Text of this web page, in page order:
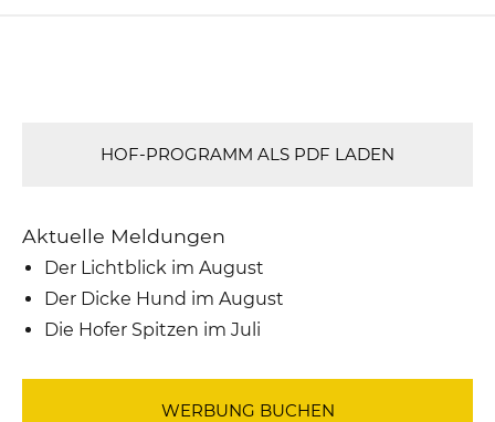
HOF-PROGRAMM ALS PDF LADEN
Aktuelle Meldungen
Der Lichtblick im August
Der Dicke Hund im August
Die Hofer Spitzen im Juli
WERBUNG BUCHEN